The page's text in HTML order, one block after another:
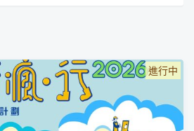
進行中